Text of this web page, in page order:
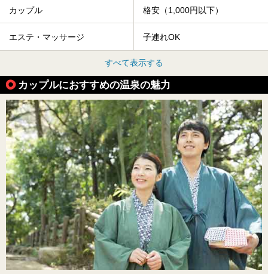
カップル 格安（1,000円以下）
エステ・マッサージ 子連れOK
すべて表示する
カップルにおすすめの温泉の魅力